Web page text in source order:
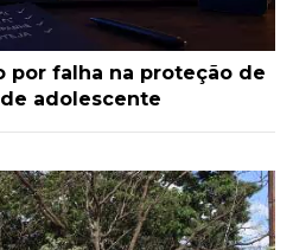
por falha na proteção de
adolescente